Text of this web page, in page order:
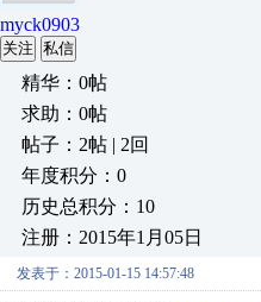
myck0903
关注 私信
精华：0帖
求助：0帖
帖子：2帖 | 2回
年度积分：0
历史总积分：10
注册：2015年1月05日
发表于：2015-01-15 14:57:48